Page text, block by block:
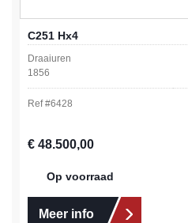
C251 Hx4
Draaiuren
1856
Ref #6428
Normale prijs:
€ 48.500,00
Op voorraad
Meer info